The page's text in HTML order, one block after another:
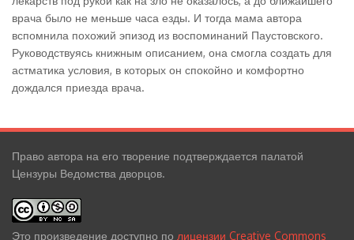
врача было не меньше часа езды. И тогда мама автора
вспомнила похожий эпизод из воспоминаний Паустовского.
Руководствуясь книжным описанием, она смогла создать для
астматика условия, в которых он спокойно и комфортно
дождался приезда врача.
Право автора на его творение подтверждается палатой
Цензуры Ведомства дворцов.
Это произведение доступно по лицензии Creative Commons